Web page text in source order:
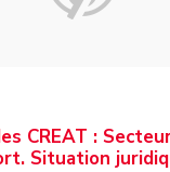
CREAT :
Situation